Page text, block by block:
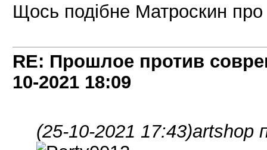
Щось подібне Матроскин
RE: Прошлое против
10-2021 18:09
(25-10-2021 17:43)artshop